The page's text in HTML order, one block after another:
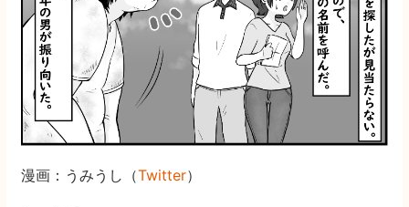
漫画：うみうし（Twitter）